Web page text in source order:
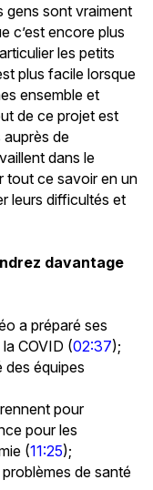
gens sont vraiment
c’est encore plus
les petits
plus facile lorsque
ensemble et
de ce projet est
de
dans le
tout ce savoir en un
leurs difficultés et
davantage
a préparé ses
COVID (02:37);
des équipes
pour
pour les
(11:25);
de santé